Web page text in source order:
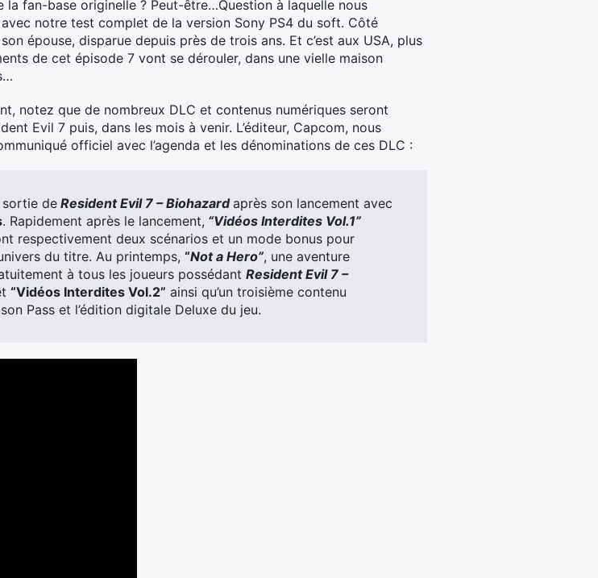
la fan-base originelle ? Peut-être…Question à laquelle nous
notre test complet de la version Sony PS4 du soft. Côté
épouse, disparue depuis près de trois ans. Et c’est aux USA, plus
de cet épisode 7 vont se dérouler, dans une vielle maison
notez que de nombreux DLC et contenus numériques seront
Evil 7 puis, dans les mois à venir. L’éditeur, Capcom, nous
officiel avec l’agenda et les dénominations de ces DLC :
sortie de ResidentEvil7 – Biohazard après son lancement avec
. Rapidement après le lancement, “Vidéos Interdites Vol.1”
respectivement deux scénarios et un mode bonus pour
du titre. Au printemps, “Not a Hero”, une aventure
à tous les joueurs possédant ResidentEvil7 –
“Vidéos Interdites Vol.2” ainsi qu’un troisième contenu
Pass et l’édition digitale Deluxe du jeu.